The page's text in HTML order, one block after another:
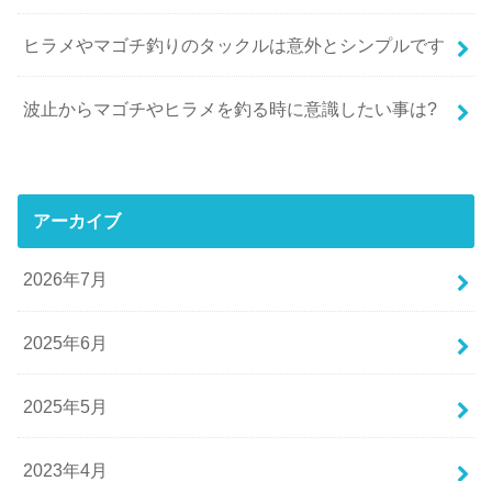
ヒラメやマゴチ釣りのタックルは意外とシンプルです
波止からマゴチやヒラメを釣る時に意識したい事は?
アーカイブ
2026年7月
2025年6月
2025年5月
2023年4月